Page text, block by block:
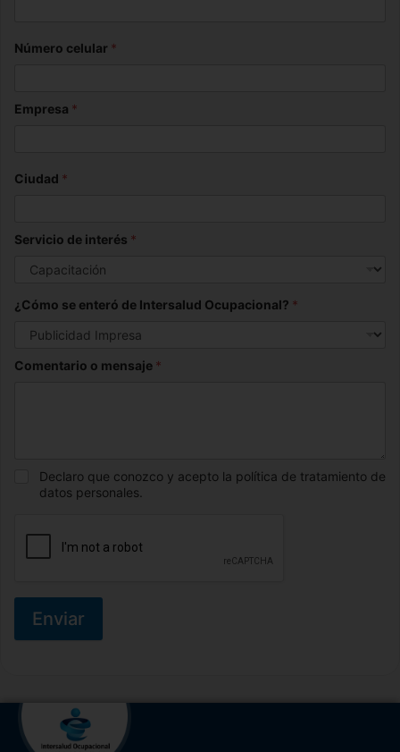
Número celular *
Empresa *
Ciudad *
Servicio de interés *
¿Cómo se enteró de Intersalud Ocupacional? *
Comentario o mensaje *
Declaro que conozco y acepto la política de tratamiento de
datos personales.
Enviar